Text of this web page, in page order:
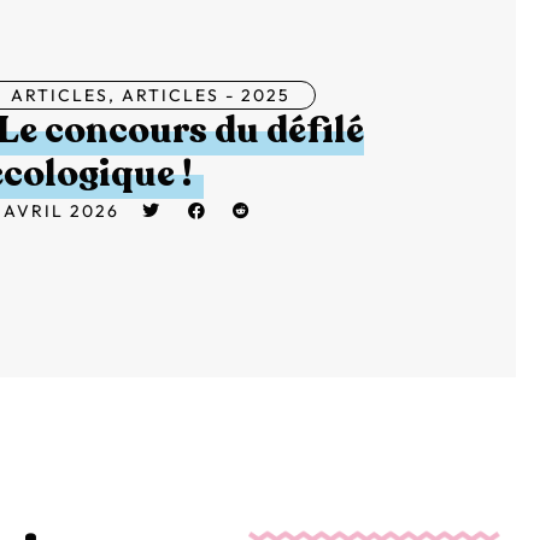
ARTICLES, ARTICLES - 2025
concours du défilé
!
2026